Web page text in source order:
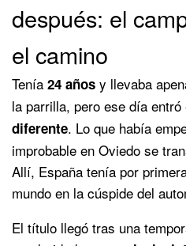
después: el
el camino
Tenía 24 años y llevaba
la parrilla, pero ese día entró
diferente. Lo que había
improbable en Oviedo se
Allí, España tenía por
mundo en la cúspide del
El título llegó tras una